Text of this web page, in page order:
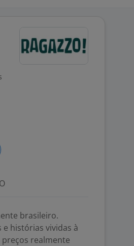
brasileiro.
histórias vividas à
preços realmente